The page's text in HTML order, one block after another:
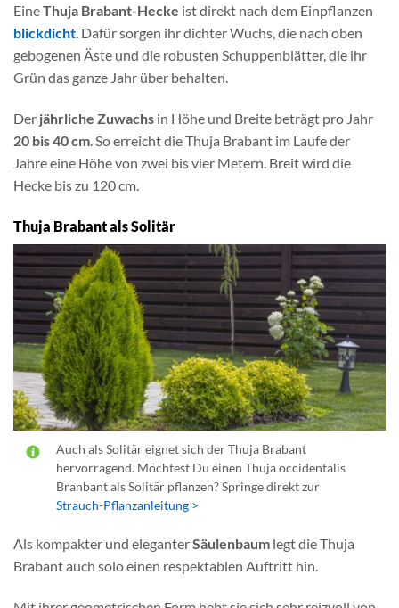
EineThuja Brabant-Hecke ist direkt nach dem Einpflanzen
blickdicht. Dafür sorgen ihr dichter Wuchs, die nach oben
gebogenen Äste und die robusten Schuppenblätter, die ihr
Grün das ganze Jahr über behalten.
Der jährliche Zuwachs in Höhe und Breite beträgt pro Jahr
20 bis 40 cm. So erreicht die Thuja Brabant im Laufe der
Jahre eine Höhe von zwei bis vier Metern. Breit wird die
Hecke bis zu 120 cm.
Thuja Brabant als Solitär
Auch als Solitär eignet sich der Thuja Brabant
hervorragend. Möchtest Du einen Thuja occidentalis
Branbant als Solitär pflanzen? Springe direkt zur
Strauch-Pflanzanleitung >
Als kompakter und eleganterSäulenbaum legt die Thuja
Brabant auch solo einen respektablen Auftritt hin.